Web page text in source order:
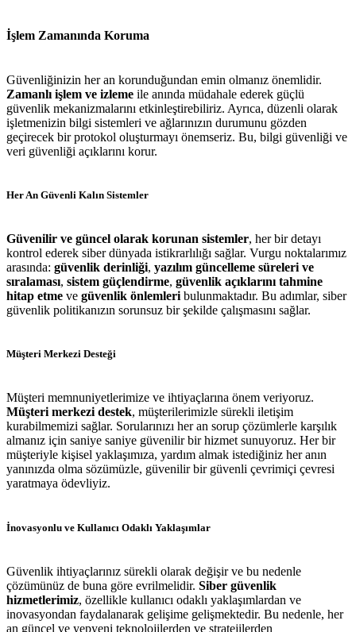
İşlem Zamanında Koruma
Güvenliğinizin her an korunduğundan emin olmanız önemlidir.
Zamanlı işlem ve izleme ile anında müdahale ederek güçlü
güvenlik mekanizmalarını etkinleştirebiliriz. Ayrıca, düzenli olarak
işletmenizin bilgi sistemleri ve ağlarınızın durumunu gözden
geçirecek bir protokol oluşturmayı önemseriz. Bu, bilgi güvenliği ve
veri güvenliği açıklarını korur.
Her An Güvenli Kalın Sistemler
Güvenilir ve güncel olarak korunan sistemler, her bir detayı
kontrol ederek siber dünyada istikrarlılığı sağlar. Vurgu noktalarımız
arasında: güvenlik derinliği, yazılım güncelleme süreleri ve
sıralaması, sistem güçlendirme, güvenlik açıklarını tahmine
hitap etme ve güvenlik önlemleri bulunmaktadır. Bu adımlar, siber
güvenlik politikanızın sorunsuz bir şekilde çalışmasını sağlar.
Müşteri Merkezi Desteği
Müşteri memnuniyetlerimize ve ihtiyaçlarına önem veriyoruz.
Müşteri merkezi destek, müşterilerimizle sürekli iletişim
kurabilmemizi sağlar. Sorularınızı her an sorup çözümlerle karşılık
almanız için saniye saniye güvenilir bir hizmet sunuyoruz. Her bir
müşteriyle kişisel yaklaşımıza, yardım almak istediğiniz her anın
yanınızda olma sözümüzle, güvenilir bir güvenli çevrimiçi çevresi
yaratmaya ödevliyiz.
İnovasyonlu ve Kullanıcı Odaklı Yaklaşımlar
Güvenlik ihtiyaçlarınız sürekli olarak değişir ve bu nedenle
çözümünüz de buna göre evrilmelidir. Siber güvenlik
hizmetlerimiz, özellikle kullanıcı odaklı yaklaşımlardan ve
inovasyondan faydalanarak gelişime gelişmektedir. Bu nedenle, her
an güncel ve yepyeni teknolojilerden ve stratejilerden